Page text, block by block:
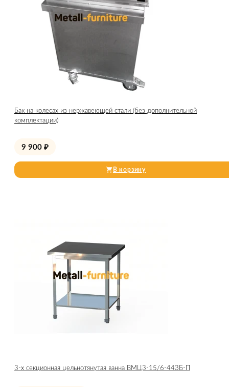
Бак на колесах из нержавеющей стали (без дополнительной
комплектации)
9 900 ₽
В корзину
3-х секционная цельнотянутая ванна ВМЦ3-15/6-443Б-П